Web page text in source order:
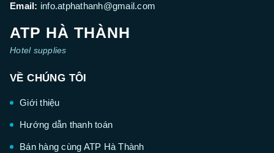
Email: info.atphathanh@gmail.com
ATP HÀ THÀNH
Hotel supplies
VỀ CHÚNG TÔI
Giới thiệu
Hướng dẫn thanh toán
Bán hàng cùng ATP Hà Thành